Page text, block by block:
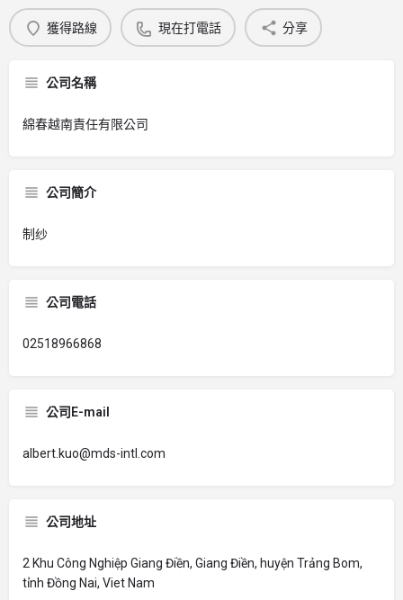
獲得路線 現在打電話 分享
公司名稱
綿春越南責任有限公司
公司簡介
制纱
公司電話
02518966868
公司E-mail
albert.kuo@mds-intl.com
公司地址
2 Khu Công Nghiệp Giang Điền, Giang Điền, huyện Trảng Bom,
tỉnh Đồng Nai, Viet Nam